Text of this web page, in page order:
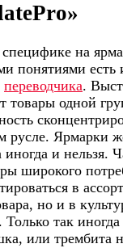
на
понятиями
переводчика.
товары одной
русле. Ярмарки
и нельзя.
широкого
в
но и в
так
или трембита